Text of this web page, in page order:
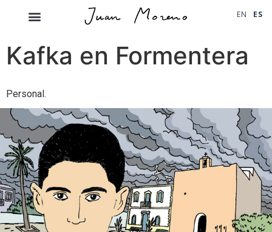
EN ES
Kafka en Formentera
Personal.